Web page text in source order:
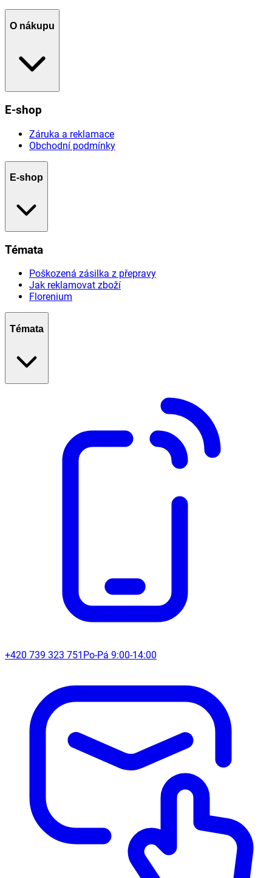
O nákupu
E-shop
Záruka a reklamace
Obchodní podmínky
E-shop
Témata
Poškozená zásilka z přepravy
Jak reklamovat zboží
Florenium
Témata
+420 739 323 751 Po-Pá 9:00-14:00